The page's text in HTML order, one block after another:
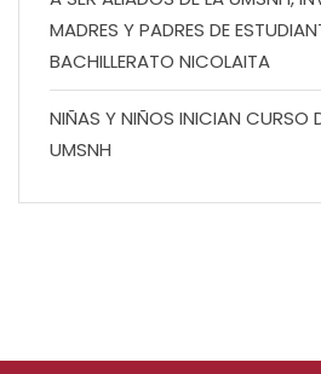
MADRES Y PADRES DE
BACHILLERATO NICOLAITA
NIÑAS Y NIÑOS INICIAN CURSO
UMSNH